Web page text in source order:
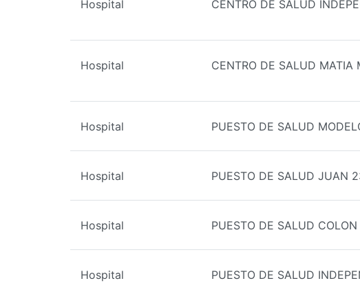
Hospital CENTRO DE SALUD
Hospital CENTRO DE SALUD MATIA
Hospital PUESTO DE SALUD
Hospital PUESTO DE SALUD JUAN
Hospital PUESTO DE SALUD COLON
Hospital PUESTO DE SALUD